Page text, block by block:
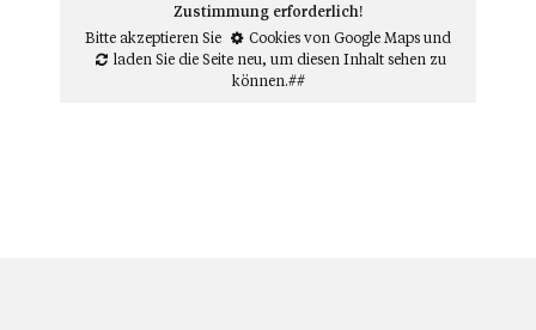
Zustimmung erforderlich!
Bitte akzeptieren Sie
Cookies von Google Mapsund
laden Sie die Seite neu, um diesen Inhalt sehen zu
können.##